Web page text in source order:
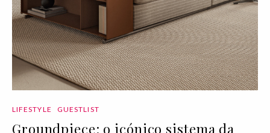
LIFESTYLE GUESTLIST
Groundpiece: o icónico sistema da